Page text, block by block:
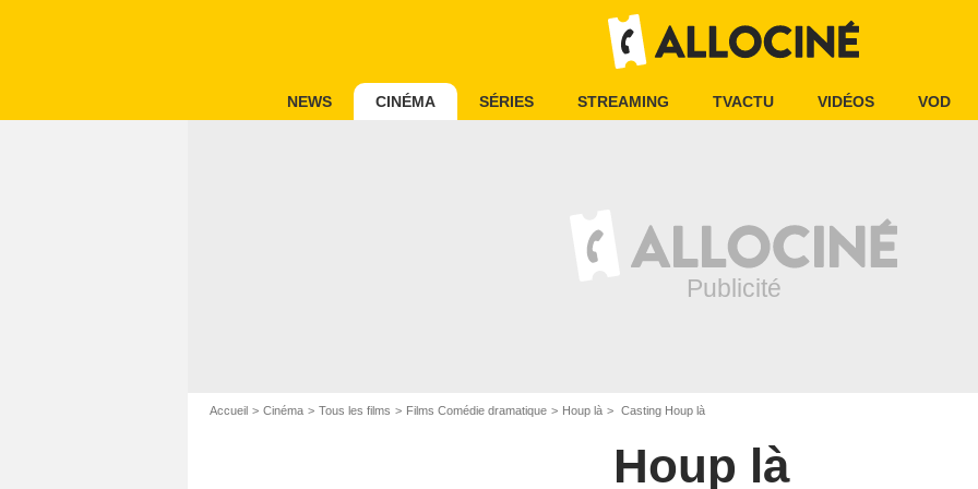
NEWS CINÉMA SÉRIES STREAMING TVACTU VIDÉOS VOD
Accueil Cinéma Tous les films Films Comédie dramatique Houp là Casting Houp là
Houp là